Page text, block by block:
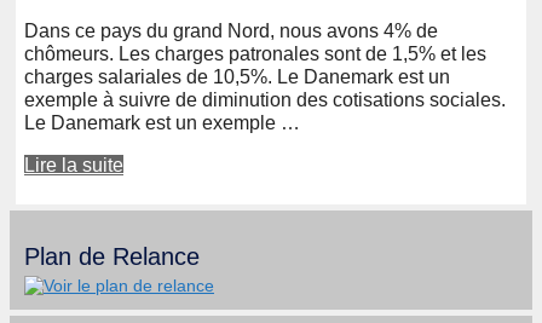
Dans ce pays du grand Nord, nous avons 4% de
chômeurs. Les charges patronales sont de 1,5% et les
charges salariales de 10,5%. Le Danemark est un
exemple à suivre de diminution des cotisations sociales.
Le Danemark est un exemple …
Lire la suite
Plan de Relance